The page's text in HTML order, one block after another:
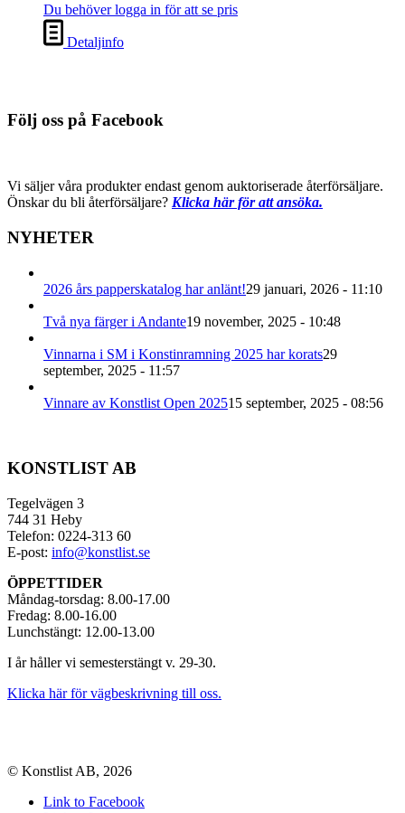
Du behöver logga in för att se pris
Detaljinfo
Följ oss på Facebook
Vi säljer våra produkter endast genom auktoriserade återförsäljare.
Önskar du bli återförsäljare? Klicka här för att ansöka.
NYHETER
2026 års papperskatalog har anlänt!29 januari, 2026 - 11:10
Två nya färger i Andante19 november, 2025 - 10:48
Vinnarna i SM i Konstinramning 2025 har korats29
september, 2025 - 11:57
Vinnare av Konstlist Open 202515 september, 2025 - 08:56
KONSTLIST AB
Tegelvägen 3
744 31 Heby
Telefon: 0224-313 60
E-post: info@konstlist.se
ÖPPETTIDER
Måndag-torsdag: 8.00-17.00
Fredag: 8.00-16.00
Lunchstängt: 12.00-13.00
I år håller vi semesterstängt v. 29-30.
Klicka här för vägbeskrivning till oss.
© Konstlist AB, 2026
Link to Facebook